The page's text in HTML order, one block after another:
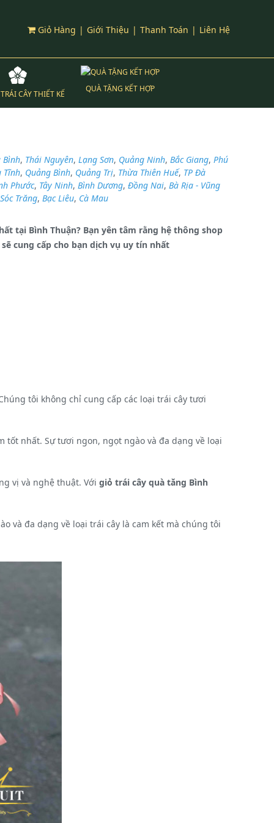
Giỏ Hàng | Giới Thiệu | Thanh Toán | Liên Hệ
CÂY THIẾT KẾ
QUÀ TẶNG KẾT HỢP
Bình, Thái Nguyên, Lạng Sơn, Quảng Ninh, Bắc Giang, Phú
Tĩnh, Quảng Bình, Quảng Trị, Thừa Thiên Huế, TP Đà
Phước, Tây Ninh, Bình Dương, Đồng Nai, Bà Rịa - Vũng
Sóc Trăng, Bạc Liêu, Cà Mau
tại Bình Thuận? Bạn yên tâm rằng hệ thông shop
cung cấp cho bạn dịch vụ uy tín nhất
tôi không chỉ cung cấp các loại trái cây tươi
nhất. Sự tươi ngon, ngọt ngào và đa dạng về loại
vị và nghệ thuật. Với giỏ trái cây quà tăng Bình
và đa dạng về loại trái cây là cam kết mà chúng tôi